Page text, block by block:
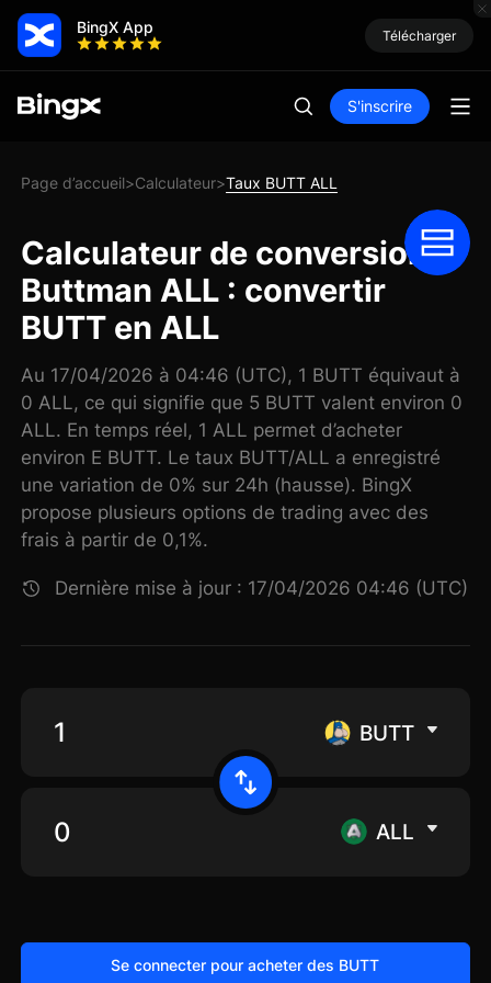
BingX App Télécharger
S'inscrire
Page d’accueil>Calculateur>Taux BUTT ALL
Calculateur de conversion
Buttman ALL : convertir
BUTT en ALL
Au 17/04/2026 à 04:46 (UTC), 1 BUTT équivaut à
0 ALL, ce qui signifie que 5 BUTT valent environ 0
ALL. En temps réel, 1 ALL permet d’acheter
environ E BUTT. Le taux BUTT/ALL a enregistré
une variation de 0% sur 24h (hausse). BingX
propose plusieurs options de trading avec des
frais à partir de 0,1%.
Dernière mise à jour : 17/04/2026 04:46 (UTC)
BUTT
ALL
Se connecter pour acheter des BUTT